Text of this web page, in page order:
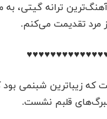
ترانه گیتی، به
مرد تقدیمت می‌کنم.
زیباترین شبنمی بود
قلبم نشست.